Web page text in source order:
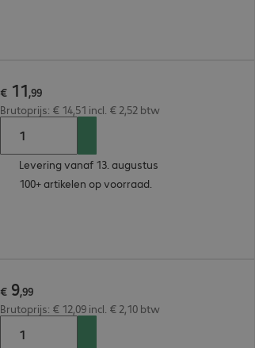
€ 11,99
Brutoprijs: € 14,51 incl. € 2,52 btw
Levering vanaf 13. augustus
100+ artikelen op voorraad.
€ 9,99
Brutoprijs: € 12,09 incl. € 2,10 btw